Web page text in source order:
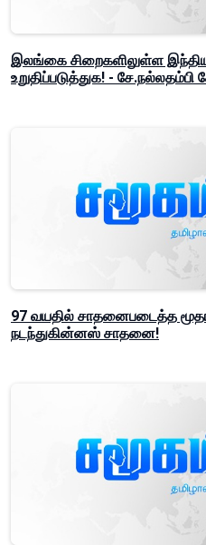
இலங்கை சிறைகளிலுள்ள
உறுதிப்படுத்துக! -
97 வயதில் சாதனைபடைத்த
நடந்துகின்னஸ் சாதனை!